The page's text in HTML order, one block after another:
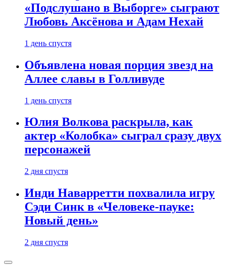
«Подслушано в Выборге» сыграют
Любовь Аксёнова и Адам Нехай
1 день спустя
Объявлена новая порция звезд на
Аллее славы в Голливуде
1 день спустя
Юлия Волкова раскрыла, как
актер «Колобка» сыграл сразу двух
персонажей
2 дня спустя
Инди Наварретти похвалила игру
Сэди Синк в «Человеке-пауке:
Новый день»
2 дня спустя